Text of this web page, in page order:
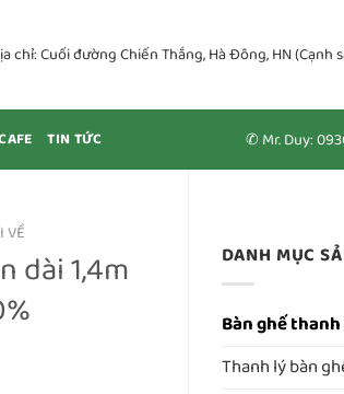
chỉ: Cuối đường Chiến Thắng, Hà Đông, HN (Cạnh
TIN TỨC ✆ Mr. Duy:
DANH MỤC
Bàn ghế
Thanh lý bàn
VỀ
dài 1,4m